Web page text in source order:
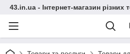
43.in.ua - Інтернет-магазин